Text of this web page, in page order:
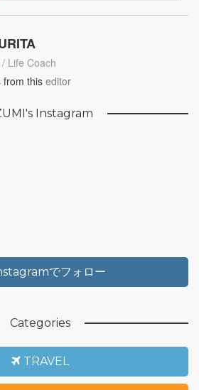
Life Coach
from this editor
Instagram
でフォロー
Categories
TRAVEL